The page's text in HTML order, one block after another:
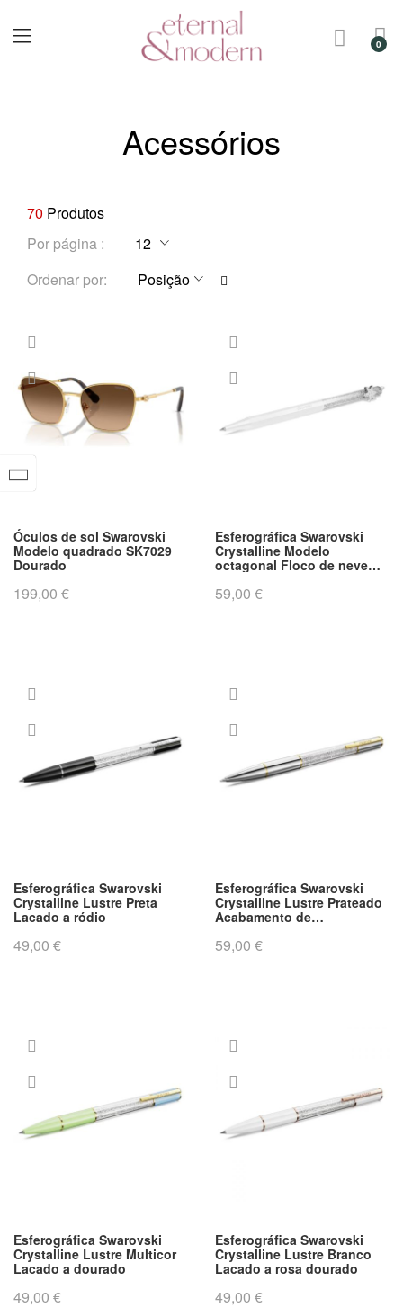
Acessórios
70 Produtos
Por página
Ordenar por
n
r
ç
ã
D
e
s
c
t
Óculos de sol Swarovski
Modelo quadrado SK7029
Dourado
199,00 €
Esferográfica Swarovski
Crystalline Modelo
octagonal Floco de neve
59,00 €
Esferográfica Swarovski
Crystalline Lustre Preta
Lacado a ródio
49,00 €
Esferográfica Swarovski
Crystalline Lustre Prateado
Acabamento de
59,00 €
Esferográfica Swarovski
Crystalline Lustre Multicor
Lacado a dourado
49,00 €
Esferográfica Swarovski
Crystalline Lustre Branco
Lacado a rosa dourado
49,00 €